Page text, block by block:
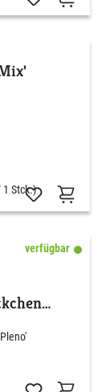
1 Stck.)
verfügbar